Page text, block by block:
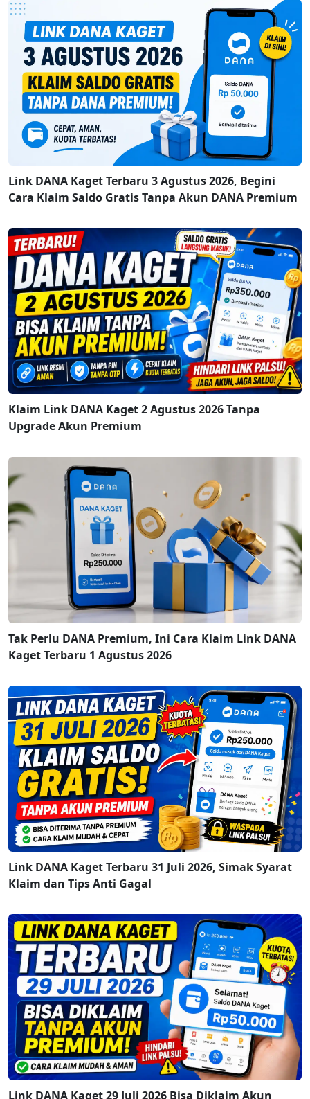
Link DANA Kaget Terbaru 3 Agustus 2026, Begini
Cara Klaim Saldo Gratis Tanpa Akun DANA Premium
Klaim Link DANA Kaget 2 Agustus 2026 Tanpa
Upgrade Akun Premium
Tak Perlu DANA Premium, Ini Cara Klaim Link DANA
Kaget Terbaru 1 Agustus 2026
Link DANA Kaget Terbaru 31 Juli 2026, Simak Syarat
Klaim dan Tips Anti Gagal
Link DANA Kaget 29 Juli 2026 Bisa Diklaim Akun